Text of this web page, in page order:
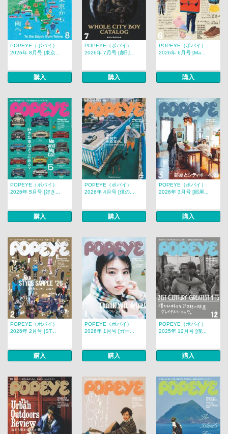
POPEYE（ポパイ）
2026年 8月号 [東京...
購入
POPEYE（ポパイ）
2026年 7月号 [創刊...
購入
POPEYE（ポパイ）
2026年 6月号 [Ma...
購入
POPEYE（ポパイ）
2026年 5月号 [好き...
購入
POPEYE（ポパイ）
2026年 4月号 [僕の...
購入
POPEYE（ポパイ）
2026年 3月号 [部屋...
購入
POPEYE（ポパイ）
2026年 2月号 [ST...
購入
POPEYE（ポパイ）
2026年 1月号 [ガー...
購入
POPEYE（ポパイ）
2025年 12月号 [僕...
購入